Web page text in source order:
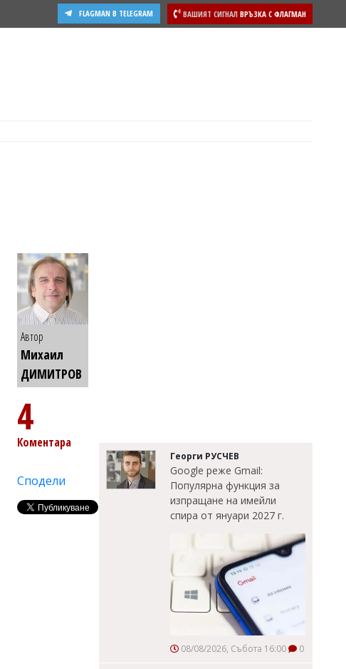
ВАШИЯТ СИГНАЛ ВРЪЗКА С ФЛАГМАН
FLAGMAN В TELEGRAM
Автор
Михаил
ДИМИТРОВ
4
Коментара
Сподели
Георги РУСЧЕВ
Google реже Gmail:
Популярна функция за
изпращане на имейли
спира от януари 2027 г.
08/08/2026, Събота 16:00 0